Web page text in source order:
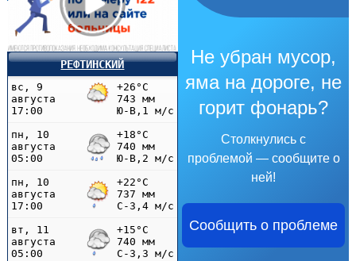
Не убран мусор,
яма на дороге, не
горит фонарь?
Столкнулись с
проблемой — сообщите о
ней!
Сообщить о проблеме
РЕФТИНСКИЙ